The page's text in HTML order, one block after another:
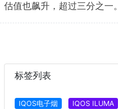
估值也飙升，超过三分之一。
标签列表
IQOS电子烟 IQOS ILUMA